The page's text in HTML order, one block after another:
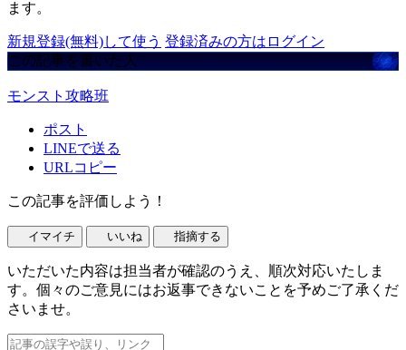
ます。
新規登録(無料)して使う 登録済みの方はログイン
この記事を書いた人
モンスト攻略班
ポスト
LINEで送る
URLコピー
この記事を評価しよう！
イマイチ いいね 指摘する
いただいた内容は担当者が確認のうえ、順次対応いたしま
す。個々のご意見にはお返事できないことを予めご了承くだ
さいませ。